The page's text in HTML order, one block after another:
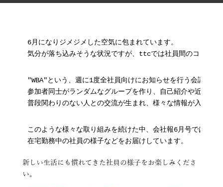
6月になりジメジメした空気に包まれています。
気分が落ち込みそうな状況ですが、ttcでは社員間のコミュ
"WBA"という、週に1度全社員向けにお知らせを行う会議では
参加者同士がランダムなグループを作り、自己紹介や近況報
普段関わりのない人との交流が生まれ、様々な情報が入って
このような様々な取り組みを続けた中、会社報6月号では
在宅勤務中の社員の様子などをお届けしています。
新しい生活にも慣れてきた社員の様子をお楽しみくださ
い。